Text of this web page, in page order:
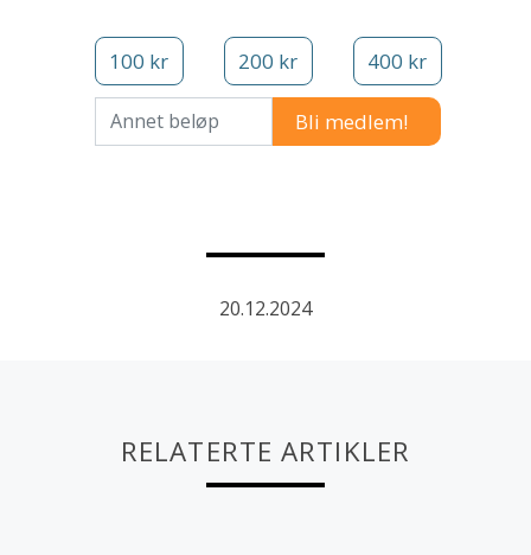
100 kr 200 kr 400 kr
Annet beløp
20.12.2024
RELATERTE ARTIKLER